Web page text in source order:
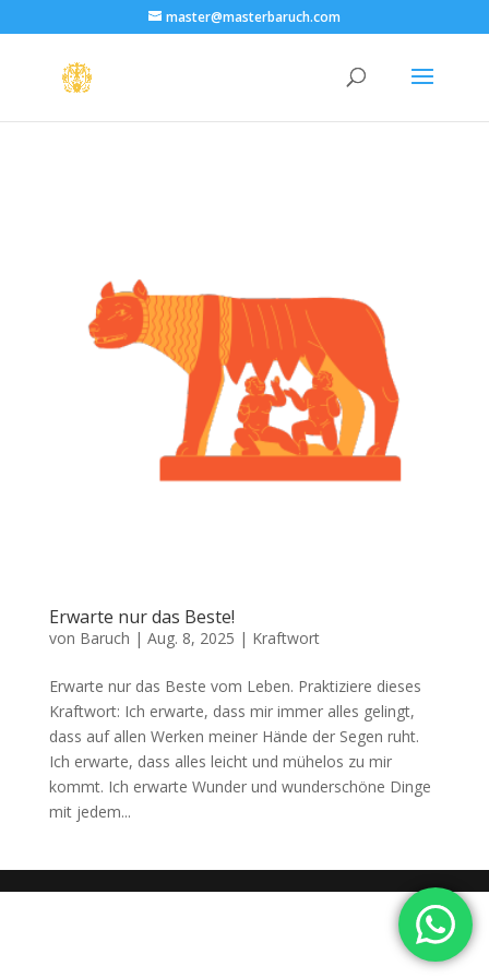
master@masterbaruch.com
Erwarte nur das Beste!
von Baruch | Aug. 8, 2025 | Kraftwort
Erwarte nur das Beste vom Leben. Praktiziere dieses
Kraftwort: Ich erwarte, dass mir immer alles gelingt,
dass auf allen Werken meiner Hände der Segen ruht.
Ich erwarte, dass alles leicht und mühelos zu mir
kommt. Ich erwarte Wunder und wunderschöne Dinge
mit jedem...